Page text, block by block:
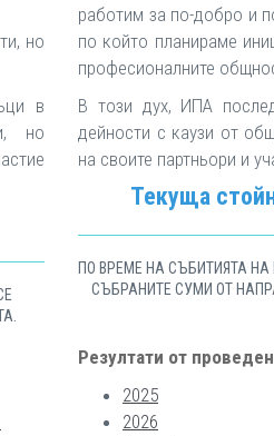
но
в
но
работим за по-добро и
по който планираме
професионалните
В този дух, ИПА
дейности с каузи от
на своите партньори и
Текуща
ПО ВРЕМЕ НА СЪБИТИЯТА
СЪБРАНИТЕ СУМИ ОТ
Резултати от
2025
2026